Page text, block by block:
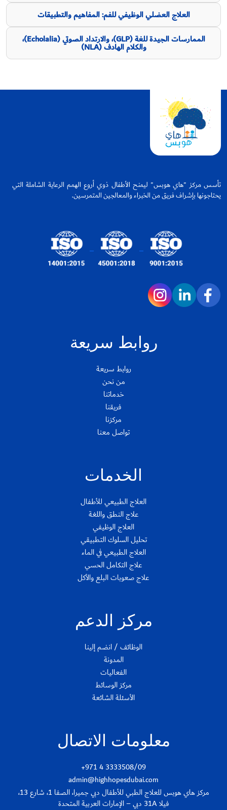
العلاج العضلي الوظيفي للفم: المفاهيم والتطبيقات
الممارسات الجيدة للغة (GLP)، والارتداد الصوتي (Echolalia)،
والكلام الهادف (NLA)
تأسس مركز "هاي هوبس" ليمنح الأطفال ذوي أروع الهمم الرعاية الشاملة التي
يحتاجونها بإشراف فريق من الخبراء والمعالجين المتمرسين.
روابط سريعة
روابط سريعة
من نحن
خدماتنا
فريقنا
مركزنا
تواصل معنا
الخدمات
العلاج الطبيعي للأطفال
علاج النطق واللغة
العلاج الوظيفي
تحليل السلوك التطبيقي
العلاج الطبيعي في الماء
علاج التكامل الحسي
علاج صعوبات البلع والأكل
مركز الدعم
الوظائف / انضم إلينا
المدونة
الفعاليات
مركز الوسائط
الأسئلة الشائعة
معلومات الاتصال
+971 4 3333508/09
admin@highhopesdubai.com
مركز هاي هوبس للعلاج الطبي للأطفال دبي جميرا، الصفا 1، شارع 13،
فيلا 31A دبي – الإمارات العربية المتحدة